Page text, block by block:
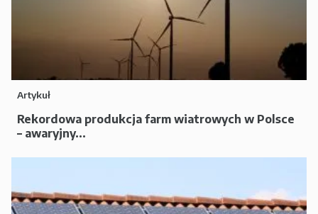
Artykuł
Rekordowa produkcja farm wiatrowych w Polsce
– awaryjny...